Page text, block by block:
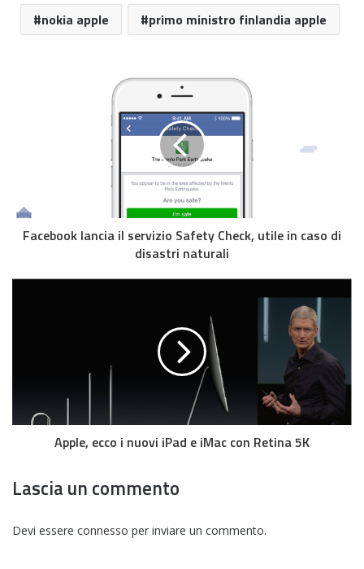
nokia apple
primo ministro finlandia apple
Facebook lancia il servizio Safety Check, utile in caso di
disastri naturali
Apple, ecco i nuovi iPad e iMac con Retina 5K
Lascia un commento
Devi essere connesso per inviare un commento.